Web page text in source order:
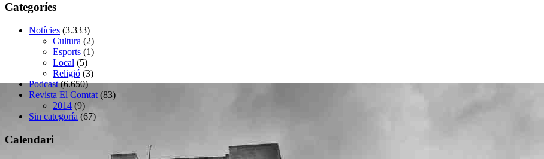
Categoríes
Notícies (3.333)
Cultura (2)
Esports (1)
Local (5)
Religió (3)
Podcast(6.650)
Revista El Comtat (83)
2014 (9)
Sin categoría (67)
Calendari